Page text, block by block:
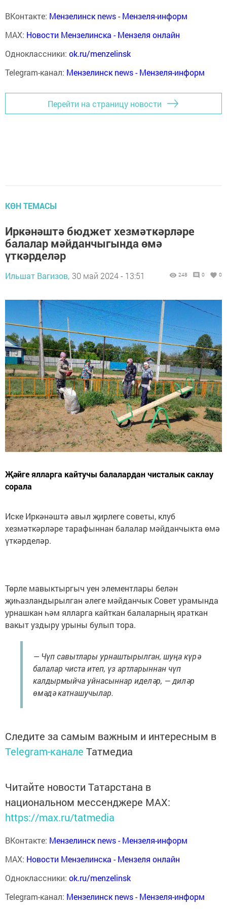
ВКонтакте: Мензелинск news - Мензеля-информ
MAX: Новости Мензелинска - Мензеля онлайн
Одноклассники: ok.ru/menzelinsk
Telegram-канал: Мензелинск news - Мензеля-информ
Перейти на страницу новости
КӨН ТЕМАСЫ
Иркәнәштә бюджет хезмәткәрләре
балалар мәйданчыгында өмә
үткәрделәр
Ильшат Вагизов, 30 май 2024 - 13:51 248 0 0
Җәйге ялларга кайтучы балалардан чисталык саклау
сорала
Иске Иркәнәштә авыл җирлеге советы, клуб
хезмәткәрләре тарафыннан балалар мәйданчыкта өмә
үткәрделәр.
Төрле мавыктыргыч уен элементлары белән
җиһазландырылган әлеге мәйданчык Совет урамында
урнашкан һәм ялларга кайткан балаларның яраткан
вакыт уздыру урыны булып тора.
— Чүп савытлары урнаштырылган, шуңа күрә
балалар чиста итеп, үз артларыннан чүп
калдырмыйча уйнасыннар иделәр, — диләр
өмәдә катнашучылар.
Следите за самым важным и интересным в
Telegram-канале Татмедиа
Читайте новости Татарстана в
национальном мессенджере MАХ:
https://max.ru/tatmedia
ВКонтакте: Мензелинск news - Мензеля-информ
MAX: Новости Мензелинска - Мензеля онлайн
Одноклассники: ok.ru/menzelinsk
Telegram-канал: Мензелинск news - Мензеля-информ